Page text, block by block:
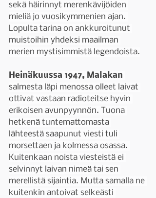
sekä häirinnyt merenkävijöiden
mieliä jo vuosikymmenien ajan.
Lopulta tarina on ankkuroitunut
muistoihin yhdeksi maailman
merien mystisimmistä legendoista.
Heinäkuussa 1947, Malakan
salmesta läpi menossa olleet laivat
ottivat vastaan radioteitse hyvin
erikoisen avunpyynnön. Tuona
hetkenä tuntemattomasta
lähteestä saapunut viesti tuli
morsettaen ja kolmessa osassa.
Kuitenkaan noista viesteistä ei
selvinnyt laivan nimeä tai sen
merellistä sijaintia. Mutta samalla ne
kuitenkin antoivat selkeästi